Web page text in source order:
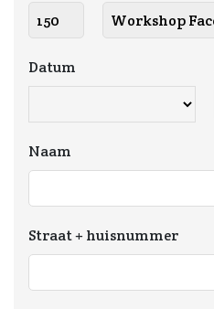
Datum
Naam
Straat + huisnummer